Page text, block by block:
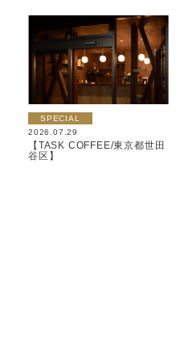
SPECIAL
2026.07.29
【TASK COFFEE/東京都世田
谷区】